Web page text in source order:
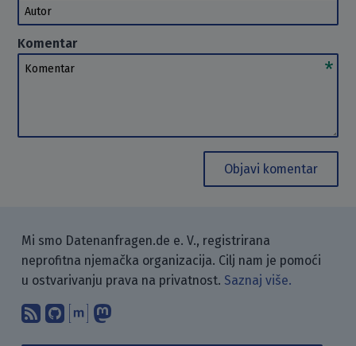
Autor
Komentar
Komentar
Objavi komentar
Mi smo Datenanfragen.de e. V., registrirana
neprofitna njemačka organizacija. Cilj nam je pomoći
u ostvarivanju prava na privatnost. Saznaj više.
Pretplati se na naš blog koristeći
Pronađi nas na GitHubu.
Raspravljaj s nama putem